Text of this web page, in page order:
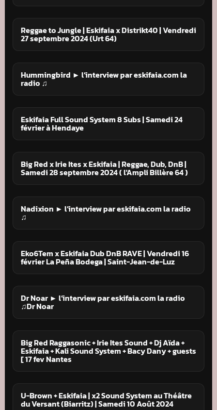
Reggae to Jungle | Eskifaia x Distrikt40 | Vendredi
27 septembre 2024 (Urt 64)
Hummingbird ► l’interview par eskifaia.com la
radio ♫
Eskifaia Full Sound System 8 Subs | Samedi 24
février à Hendaye
Big Red x Irie Ites x Eskifaia | Reggae, Dub, DnB |
Samedi 28 septembre 2024 ( l'Ampli Billère 64 )
Nadixion ► l’interview par eskifaia.com la radio
♫
Eko6Tem x Eskifaia Dub DnB RAVE | Vendredi 16
février La Peña Bodega | Saint-Jean-de-Luz
Dr Noar ► l’interview par eskifaia.com la radio
♫Dr Noar
Big Red Raggasonic + Irie Ites Sound + Dj Aïda +
Eskifaia + Kali Sound System + Bacy Dany + guests
[ 17 fev Nantes
U-Brown + Eskifaia | x2 Sound System au Théâtre
du Versant (Biarritz) | Samedi 10 Août 2024